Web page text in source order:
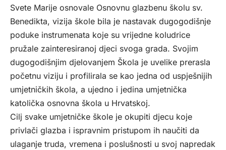
Svete Marije osnovale Osnovnu glazbenu školu sv.
Benedikta, vizija škole bila je nastavak dugogodišnje
poduke instrumenata koje su vrijedne koludrice
pružale zainteresiranoj djeci svoga grada. Svojim
dugogodišnjim djelovanjem Škola je uvelike prerasla
početnu viziju i profilirala se kao jedna od uspješnijih
umjetničkih škola, a ujedno i jedina umjetnička
katolička osnovna škola u Hrvatskoj.
Cilj svake umjetničke škole je okupiti djecu koje
privlači glazba i ispravnim pristupom ih naučiti da
ulaganje truda, vremena i poslušnosti u svoj napredak